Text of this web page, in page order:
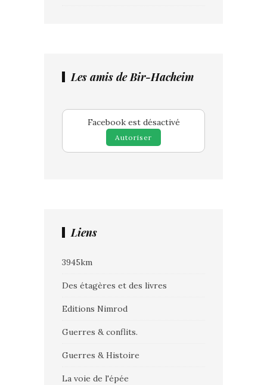
Les amis de Bir-Hacheim
Facebook est désactivé
Autoriser
Liens
3945km
Des étagères et des livres
Editions Nimrod
Guerres & conflits.
Guerres & Histoire
La voie de l'épée